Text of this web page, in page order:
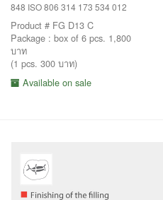
848 ISO 806 314 173 534 012
Product # FG D13 C
Package : box of 6 pcs. 1,800
บาท
(1 pcs. 300 บาท)
Available on sale